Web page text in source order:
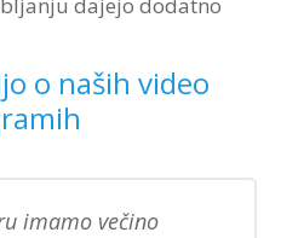
o naših video
imamo večino